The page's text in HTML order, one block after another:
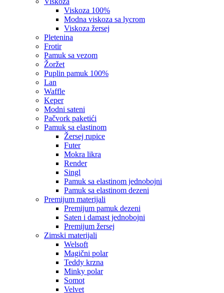
viskoza 100%
modna viskoza sa lycrom
viskoza žersej
pletenina
frotir
pamuk sa vezom
žoržet
puplin pamuk 100%
lan
waffle
keper
modni sateni
pačvork paketići
pamuk sa elastinom
žersej rupice
futer
mokra likra
render
singl
pamuk sa elastinom jednobojni
pamuk sa elastinom dezeni
premijum materijali
premijum pamuk dezeni
saten i damast jednobojni
premijum žersej
zimski materijali
welsoft
magični polar
teddy krzna
minky polar
somot
velvet